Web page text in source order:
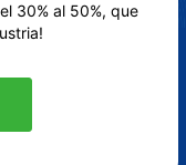
30% al 50%, que